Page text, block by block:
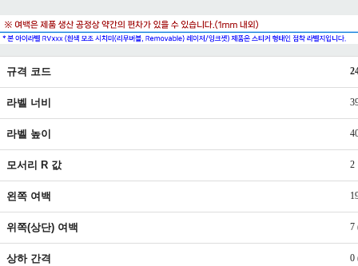
규격 코드
라벨 너비
라벨 높이
모서리 R 값 2
왼쪽 여백
위쪽(상단) 여백 7
상하 간격 0